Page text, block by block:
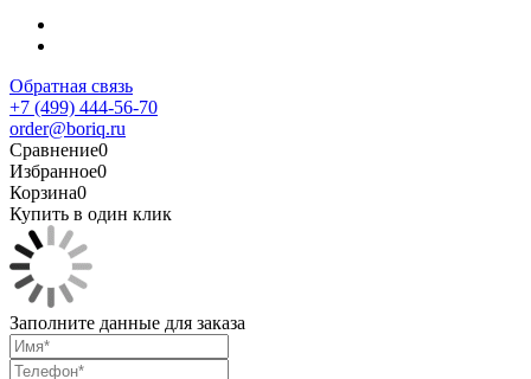
Обратная связь
+7 (499) 444-56-70
order@boriq.ru
Сравнение0
Избранное0
Корзина0
Купить в один клик
Заполните данные для заказа